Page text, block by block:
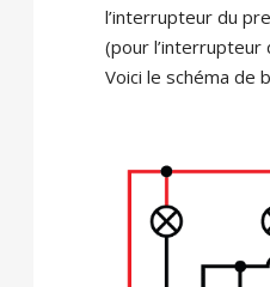
l’interrupteur du
(pour l’interrupteur
Voici le schéma de